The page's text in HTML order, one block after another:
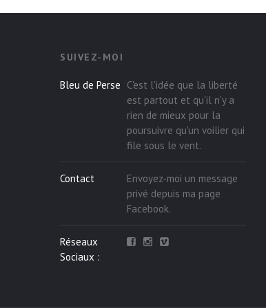
SUIVEZ-MOI
Bleu de Perse C'est l'idée que la liberté
est partout et qu'il n'y a
rien de mieux pour la
poursuivre qu'un voilier qui
file sous le vent.
Contact
Envoyez-moi un message
privé depuis ma page
Facebook.
Réseaux
Sociaux :